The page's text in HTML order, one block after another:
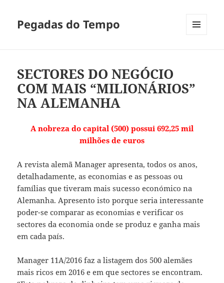
Pegadas do Tempo
SECTORES DO NEGÓCIO
COM MAIS “MILIONÁRIOS”
NA ALEMANHA
A nobreza do capital (500) possui 692,25 mil
milhões de euros
A revista alemã Manager apresenta, todos os anos,
detalhadamente, as economias e as pessoas ou
famílias que tiveram mais sucesso económico na
Alemanha. Apresento isto porque seria interessante
poder-se comparar as economias e verificar os
sectores da economia onde se produz e ganha mais
em cada país.
Manager 11A/2016 faz a listagem dos 500 alemães
mais ricos em 2016 e em que sectores se encontram.